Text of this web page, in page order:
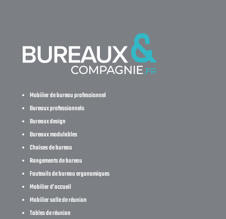
Mobilier de bureau professionnel
Bureaux professionnels
Bureaux design
Bureaux modulables
Chaises de bureau
Rangements de bureau
Fauteuils de bureau ergonomiques
Mobilier d’accueil
Mobilier salle de réunion
Tables de réunion